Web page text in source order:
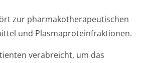
zur pharmakothera­peutischen
und Plasmaprotein­fraktionen.
verabreicht, um das